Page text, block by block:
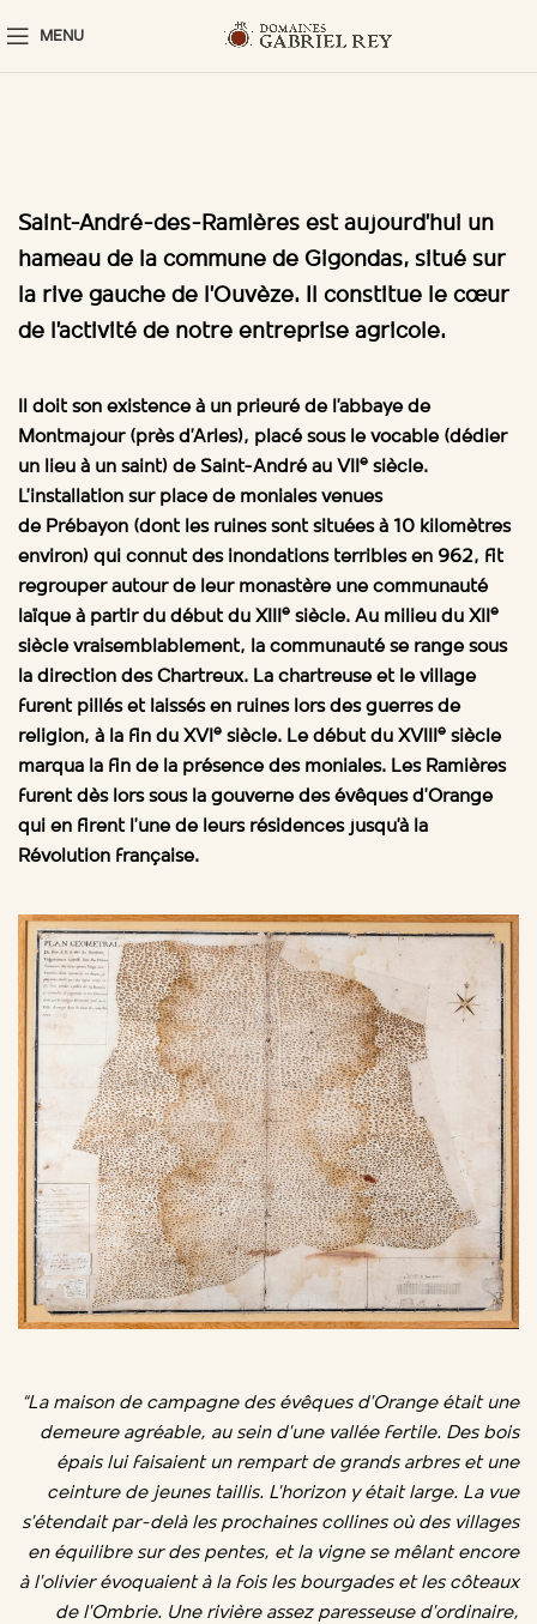
MENU
Saint-André-des-Ramières est aujourd’hui un
hameau de la commune de Gigondas, situé sur
la rive gauche de l’Ouvèze. Il constitue le cœur
de l’activité de notre entreprise agricole.
Il doit son existence à un prieuré de l’abbaye de
Montmajour (près d’Arles), placé sous le vocable (dédier
un lieu à un saint) de Saint-André au VII
e siècle.
L’installation sur place de moniales venues
de Prébayon (dont les ruines sont situées à 10 kilomètres
environ) qui connut des inondations terribles en 962, fit
regrouper autour de leur monastère une communauté
laïque à partir du début du XIII
e siècle. Au milieu du XII e
siècle vraisemblablement, la communauté se range sous
la direction des Chartreux. La chartreuse et le village
furent pillés et laissés en ruines lors des guerres de
religion, à la fin du XVI e siècle. Le début du XVIII e siècle
marqua la fin de la présence des moniales. Les Ramières
furent dès lors sous la gouverne des évêques d’Orange
qui en firent l’une de leurs résidences jusqu’à la
Révolution française.
“La maison de campagne des évêques d’Orange était une
demeure agréable, au sein d’une vallée fertile. Des bois
épais lui faisaient un rempart de grands arbres et une
ceinture de jeunes taillis. L’horizon y était large. La vue
s’étendait par-delà les prochaines collines où des villages
en équilibre sur des pentes, et la vigne se mêlant encore
à l’olivier évoquaient à la fois les bourgades et les côteaux
de l’Ombrie. Une rivière assez paresseuse d’ordinaire,